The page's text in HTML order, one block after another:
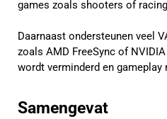
games zoals shooters of
Daarnaast ondersteunen veel
zoals AMD FreeSync of
wordt verminderd en gameplay
Samengevat